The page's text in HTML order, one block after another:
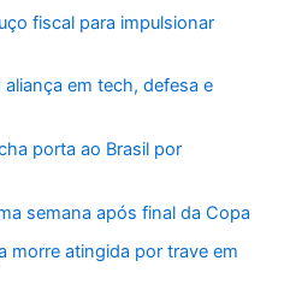
fiscal para impulsionar
aliança em tech, defesa e
porta ao Brasil por
semana após final da Copa
morre atingida por trave em